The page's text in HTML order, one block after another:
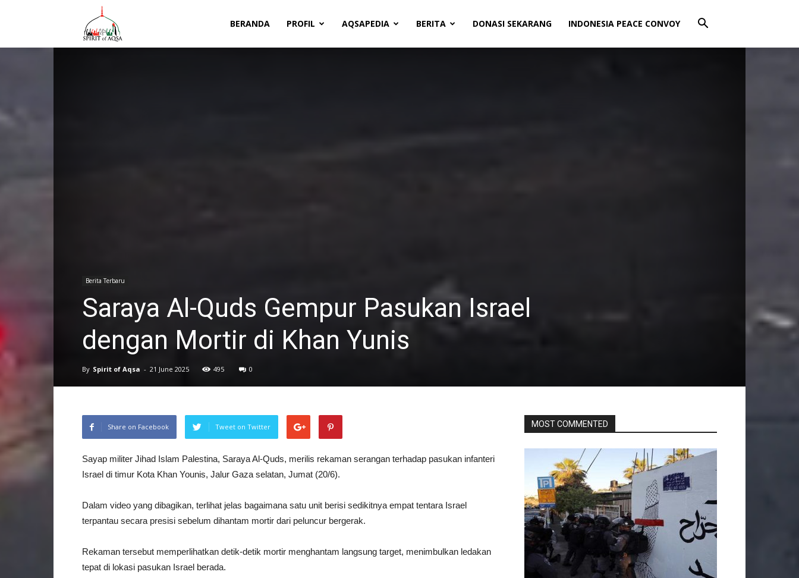
BERANDA PROFIL AQSAPEDIA BERITA DONASI SEKARANG INDONESIA PEACE CONVOY
Berita Terbaru
Saraya Al-Quds Gempur Pasukan Israel
dengan Mortir di Khan Yunis
By Spirit of Aqsa - 21 June 2025 495 0
Share on Facebook Tweet on Twitter
Sayap militer Jihad Islam Palestina, Saraya Al-Quds, merilis rekaman serangan terhadap pasukan infanteri
Israel di timur Kota Khan Younis, Jalur Gaza selatan, Jumat (20/6).
Dalam video yang dibagikan, terlihat jelas bagaimana satu unit berisi sedikitnya empat tentara Israel
terpantau secara presisi sebelum dihantam mortir dari peluncur bergerak.
Rekaman tersebut memperlihatkan detik-detik mortir menghantam langsung target, menimbulkan ledakan
tepat di lokasi pasukan Israel berada.
MOST COMMENTED